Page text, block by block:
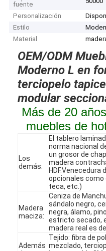
fuente
Personalización
Estilo
Material
OEM/ODM
Moderno L en
terciopelo
modular
Más de 20
muebles de
Los
demás:
El tablero
norma nacional
un grosor de
madera
opcionales como
teca, etc.)
Madera
maciza:
Ceniza de
sándalo negro,
negra, álamo,
estricto secado,
madera real es
Además
Tejido: fibra de
mezclado,